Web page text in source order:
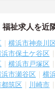
祉求人を近
横浜市神奈川
浜市保土ケ谷区
横浜市戸塚区
浜市瀬谷区 横
筑区 川崎市